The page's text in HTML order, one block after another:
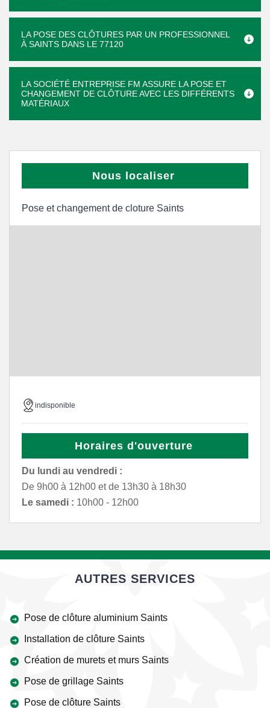
LA POSE DES CLÔTURES PAR UN PROFESSIONNEL
À SAINTS DANS LE 77120
LA SOCIÉTÉ ENTREPRISE FM ASSURE LA POSE ET
CHANGEMENT DE CLÔTURE AVEC LES DIFFÉRENTS
MATÉRIAUX
Nous localiser
Pose et changement de cloture Saints
indisponible
Horaires d'ouverture
Du lundi au vendredi :
De 9h00 à 12h00 et de 13h30 à 18h30
Le samedi : 10h00 - 12h00
AUTRES SERVICES
Pose de clôture aluminium Saints
Installation de clôture Saints
Création de murets et murs Saints
Pose de grillage Saints
Pose de clôture Saints